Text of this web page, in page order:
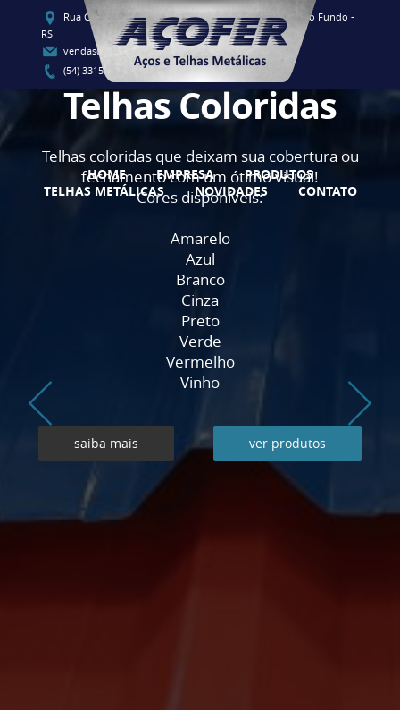
Rua Clementino Luis Vieira, 91 - CEP 99060-080 - Passo Fundo -
RS
vendas@acofersul.com.br
(54) 3315-1700 / (54) 3315-1707
HOME EMPRESA
PRODUTOS
TELHAS METÁLICAS
NOVIDADES CONTATO
Telhas Coloridas
Telhas coloridas que deixam sua cobertura ou
fechamento com um ótimo visual!
Cores disponíveis:
Amarelo
Azul
Branco
Cinza
Preto
Verde
Vermelho
Vinho
saiba mais ver produtos